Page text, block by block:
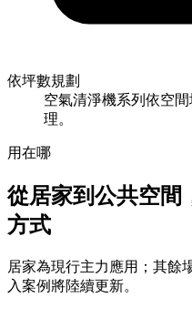
依坪數規劃
空氣清淨機系列依空
理。
用在哪
從居家到公共空間
方式
居家為現行主力應用；其餘
入案例將陸續更新。